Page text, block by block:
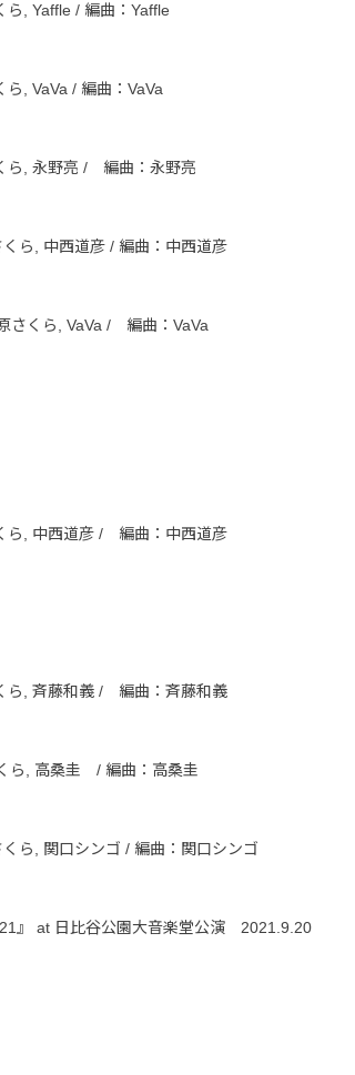
ら, Yaffle / 編曲：Yaffle
, VaVa / 編曲：VaVa
ら, 永野亮 / 編曲：永野亮
ら, 中西道彦 / 編曲：中西道彦
さくら, VaVa / 編曲：VaVa
ら, 中西道彦 / 編曲：中西道彦
ら, 斉藤和義 / 編曲：斉藤和義
ら, 高桑圭 / 編曲：高桑圭
ら, 関口シンゴ / 編曲：関口シンゴ
』 at 日比谷公園大音楽堂公演 2021.9.20